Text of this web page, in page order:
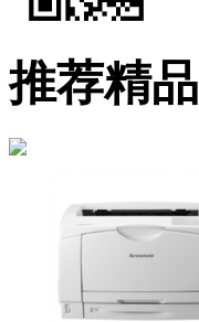
推荐精品